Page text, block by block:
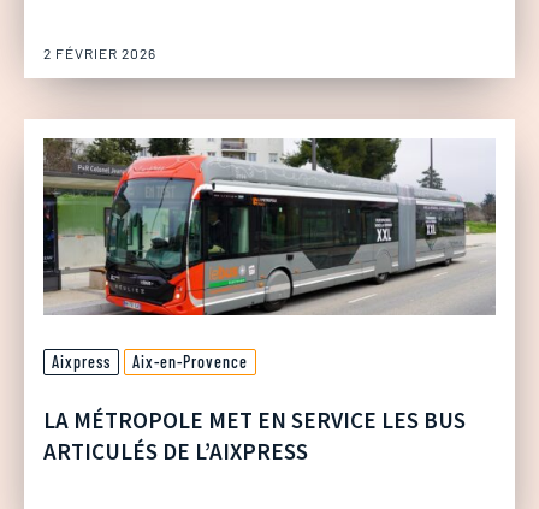
2 FÉVRIER 2026
Aixpress Aix-en-Provence
LA MÉTROPOLE MET EN SERVICE LES BUS
ARTICULÉS DE L’AIXPRESS